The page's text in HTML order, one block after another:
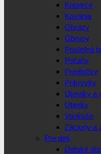
Koberce
Kovania
Obrazy
Obrusy
Posteľná
Poťahy
Predložky
Prikrývky
Uteráky a
Utierky
Vankúše
Záclony a
Pre deti
Detské